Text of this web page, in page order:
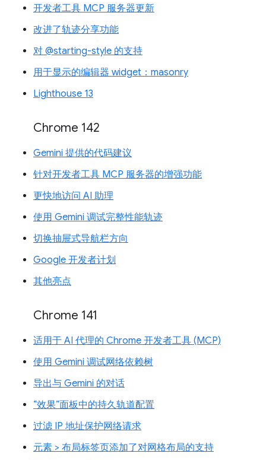
开发者工具 MCP 服务器更新
改进了轨迹分享功能
对 @starting-style 的支持
用于显示的编辑器 widget：masonry
Lighthouse 13
Chrome 142
Gemini 提供的代码建议
针对开发者工具 MCP 服务器的增强功能
更快地访问 AI 助理
使用 Gemini 调试完整性能轨迹
切换抽屉式导航栏方向
Google 开发者计划
其他亮点
Chrome 141
适用于 AI 代理的 Chrome 开发者工具 (MCP)
使用 Gemini 调试网络依赖树
导出与 Gemini 的对话
“效果”面板中的持久轨道配置
过滤 IP 地址保护网络请求
元素 > 布局标签页添加了对网格布局的支持